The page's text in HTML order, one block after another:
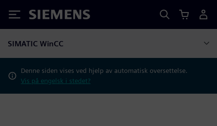
Siemens
SIMATIC WinCC
Denne siden vises ved hjelp av automatisk oversettelse.
Vis på engelsk i stedet?